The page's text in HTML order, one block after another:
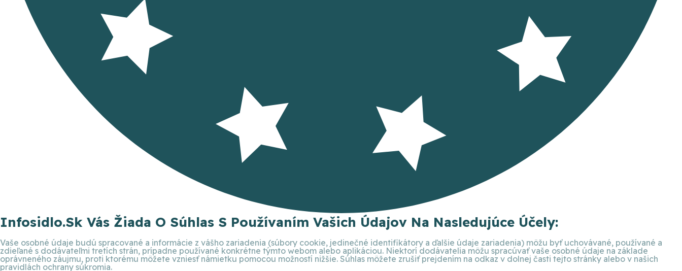
Infosidlo.sk Vás Žiada O Súhlas S Používaním Vašich Údajov Na Nasledujúce Účely:
Vaše osobné údaje budú spracované a informácie z vášho zariadenia (súbory cookie, jedinečné identifikátory a ďalšie údaje zariadenia) môžu byť uchovávané, používané a
zdieľané s dodávateľmi tretích strán, prípadne používané konkrétne týmto webom alebo aplikáciou. Niektorí dodávatelia môžu spracúvať vaše osobné údaje na základe
oprávneného záujmu, proti ktorému môžete vzniesť námietku pomocou možností nižšie. Súhlas môžete zrušiť prejdením na odkaz v dolnej časti tejto stránky alebo v našich
pravidlách ochrany súkromia.